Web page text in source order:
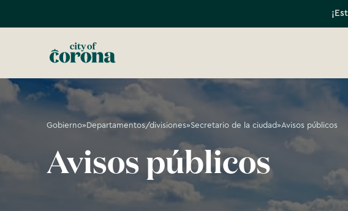
Gobierno» Departamentos/divisiones»Secretario de la ciudad»Avisos públicos
Avisos públicos